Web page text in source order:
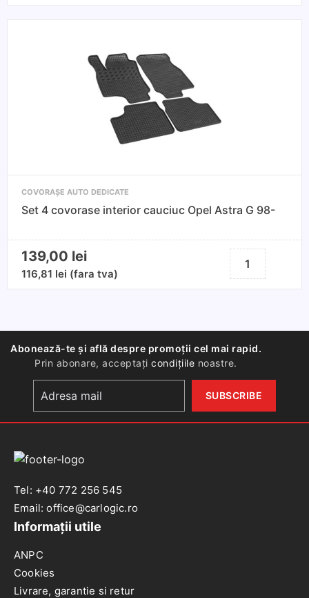
COVORAȘE AUTO DEDICATE
Set 4 covorase interior cauciuc Opel Astra G 98-
139,00 lei
116,81 lei (fara tva)
Cantitate
Set
Opel
G
Abonează-te și află despre promoții cel mai rapid.
Prin abonare, acceptațicondițiile noastre.
Tel: +40 772 256 545
Email: office@carlogic.ro
Informații utile
ANPC
Cookies
Livrare, garantie si retur